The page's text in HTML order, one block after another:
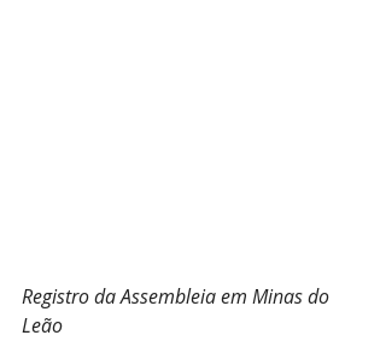
Registro da Assembleia em Minas do
Leão